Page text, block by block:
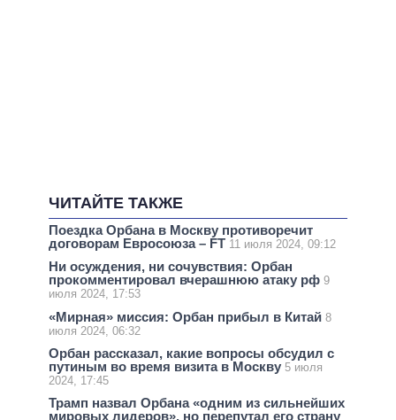
ЧИТАЙТЕ ТАКЖЕ
Поездка Орбана в Москву противоречит
договорам Евросоюза – FT 11 июля 2024, 09:12
Ни осуждения, ни сочувствия: Орбан
прокомментировал вчерашнюю атаку рф 9
июля 2024, 17:53
«Мирная» миссия: Орбан прибыл в Китай 8
июля 2024, 06:32
Орбан рассказал, какие вопросы обсудил с
путиным во время визита в Москву 5 июля
2024, 17:45
Трамп назвал Орбана «одним из сильнейших
мировых лидеров», но перепутал его страну